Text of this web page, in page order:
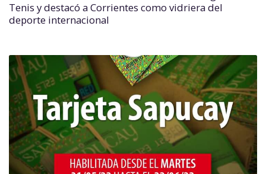
Tenis y destacó a Corrientes como vidriera del
deporte internacional